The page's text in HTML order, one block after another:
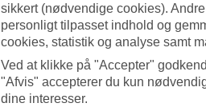
sikkert (nødvendige cookies).
personligt tilpasset indhold og
cookies, statistik og analyse samt
Ved at klikke på "Accepter"
"Afvis" accepterer du kun
dine interesser.